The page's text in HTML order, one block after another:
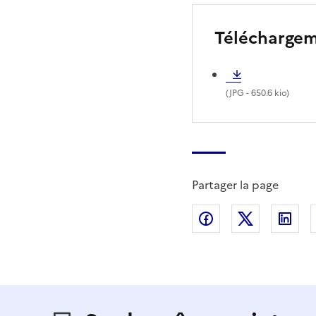
(JPG - 650.6 kio)
Partager la page
Partager surPartager